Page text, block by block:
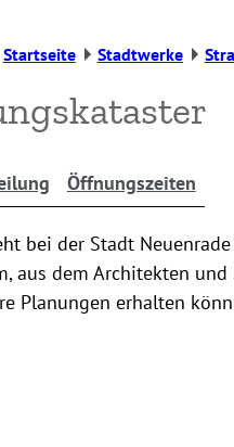
Startseite Stadtwerke
Öffnungszeiten
bei der Stadt
aus dem Architekten und
Planungen erhalten